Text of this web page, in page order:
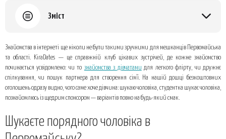
Зміст
Дівчина хоче познайомитись із серйозним чоловіком: гідний вибір для
стабільних стосунків
Топ 3 поради від нас:
Знайомства в інтернеті ще ніколи не були такими зручними для мешканців Первомайська
та області. KiraDates — це справжній клуб цікавих зустрічей, де кожне знайомство
починається усвідомлено: чи то знайомства з дівчатами для легкого флірту, чи дружнє
спілкування, чи пошук партнера для створення сім'ї. На нашій дошці безкоштовних
оголошень одразу видно, чого саме хоче дівчина: шукаю чоловіка, студентка шукає чоловіка,
познайомлюсь із щедрим спонсором — варіантів повно на будь-який смак.
Шукаєте порядного чоловіка в